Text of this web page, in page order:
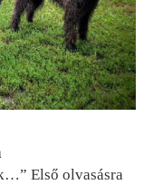
Első olvasásra